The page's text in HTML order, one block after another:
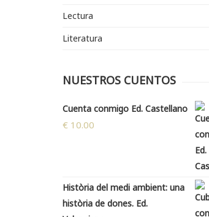
Lectura
Literatura
NUESTROS CUENTOS
Cuenta conmigo Ed. Castellano
€ 10.00
Història del medi ambient: una
història de dones. Ed.